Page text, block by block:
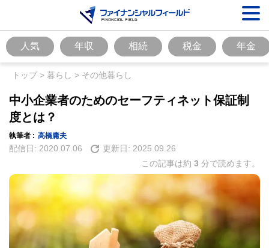
人気 年収 相続 税金 年金
トップ> 暮らし > その他暮らし
中小企業者のためのセーフティネット保証制
度とは？
執筆者 : 高橋庸夫
配信日: 2020.07.06 更新日: 2025.09.26
この記事は約 3 分で読めます。